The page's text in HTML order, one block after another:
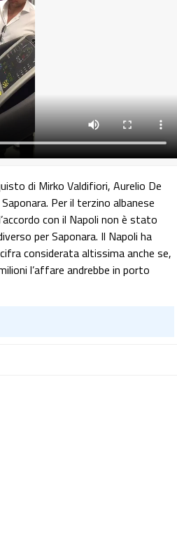
di Mirko Valdifiori, Aurelio De
Per il terzino albanese
con il Napoli non è stato
per Saponara. Il Napoli ha
considerata altissima anche se,
l’affare andrebbe in porto